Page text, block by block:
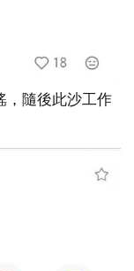
，隨後此沙工作